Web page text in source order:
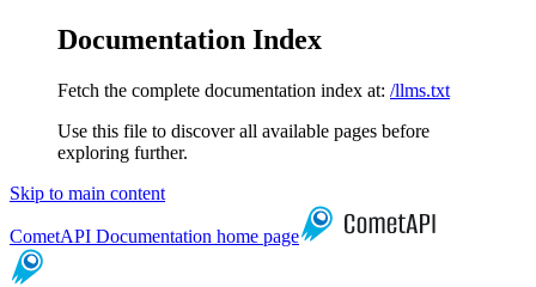
Documentation Index
Fetch the complete documentation index at: /llms.txt
Use this file to discover all available pages before
exploring further.
Skip to main content
CometAPI Documentation home page